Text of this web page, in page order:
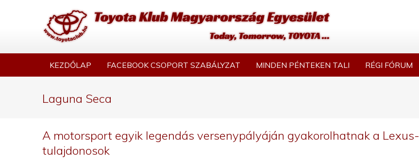
KEZDŐLAP FACEBOOK CSOPORT SZABÁLYZAT MINDEN PÉNTEKEN TALI RÉGI FÓRUM
Laguna Seca
A motorsport egyik legendás versenypályáján gyakorolhatnak a Lexus-
tulajdonosok